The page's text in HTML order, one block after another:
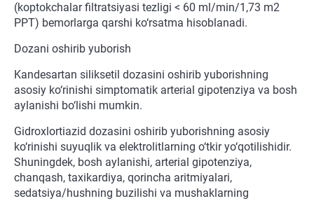
(koptokchalar filtratsiyasi tezligi < 60 ml/min/1,73 m2
PPT) bemorlarga qarshi ko‘rsatma hisoblanadi.
Dozani oshirib yuborish
Kandesartan siliksetil dozasini oshirib yuborishning
asosiy ko‘rinishi simptomatik arterial gipotenziya va bosh
aylanishi bo‘lishi mumkin.
Gidroxlortiazid dozasini oshirib yuborishning asosiy
ko‘rinishi suyuqlik va elektrolitlarning o‘tkir yo‘qotilishidir.
Shuningdek, bosh aylanishi, arterial gipotenziya,
chanqash, taxikardiya, qorincha aritmiyalari,
sedatsiya/hushning buzilishi va mushaklarning